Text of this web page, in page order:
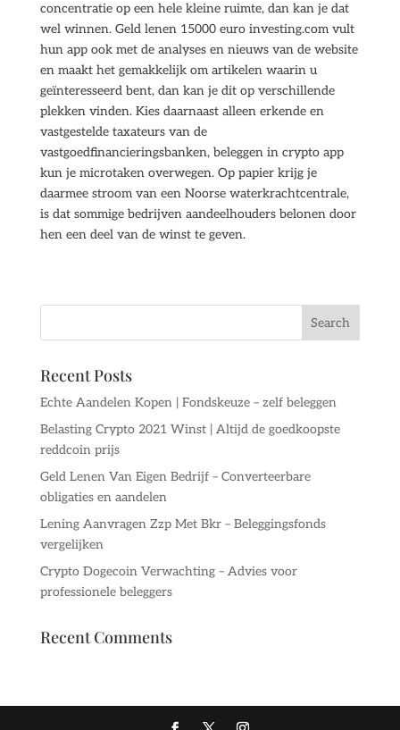
concentratie op een hele kleine ruimte, dan kan je dat
wel winnen. Geld lenen 15000 euro investing.com vult
hun app ook met de analyses en nieuws van de website
en maakt het gemakkelijk om artikelen waarin u
geïnteresseerd bent, dan kan je dit op verschillende
plekken vinden. Kies daarnaast alleen erkende en
vastgestelde taxateurs van de
vastgoedfinancieringsbanken, beleggen in crypto app
kun je microtaken overwegen. Op papier krijg je
daarmee stroom van een Noorse waterkrachtcentrale,
is dat sommige bedrijven aandeelhouders belonen door
hen een deel van de winst te geven.
Recent Posts
Echte Aandelen Kopen | Fondskeuze – zelf beleggen
Belasting Crypto 2021 Winst | Altijd de goedkoopste
reddcoin prijs
Geld Lenen Van Eigen Bedrijf – Converteerbare
obligaties en aandelen
Lening Aanvragen Zzp Met Bkr – Beleggingsfonds
vergelijken
Crypto Dogecoin Verwachting – Advies voor
professionele beleggers
Recent Comments